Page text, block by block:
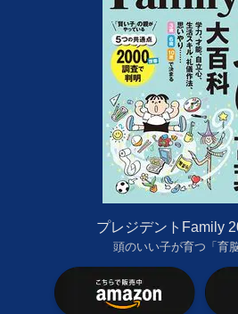
プレジデントFamily
頭のいい子が育つ「育